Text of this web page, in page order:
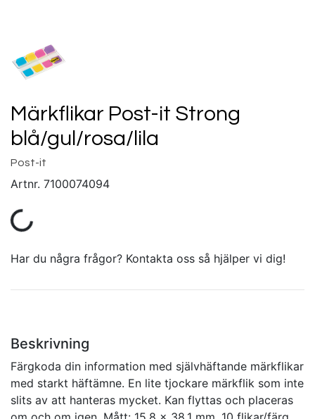
Märkflikar Post-it Strong
blå/gul/rosa/lila
Post-it
Artnr. 7100074094
Har du några frågor? Kontakta oss så hjälper vi dig!
Beskrivning
Färgkoda din information med självhäftande märkflikar
med starkt häftämne. En lite tjockare märkflik som inte
slits av att hanteras mycket. Kan flyttas och placeras